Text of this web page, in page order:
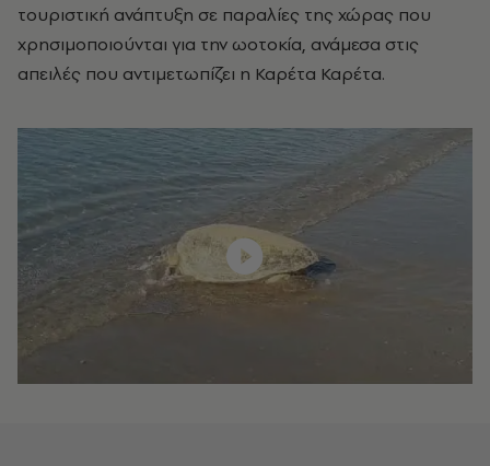
τουριστική ανάπτυξη σε παραλίες της χώρας που
χρησιμοποιούνται για την ωοτοκία, ανάμεσα στις
απειλές που αντιμετωπίζει η Καρέτα Καρέτα.